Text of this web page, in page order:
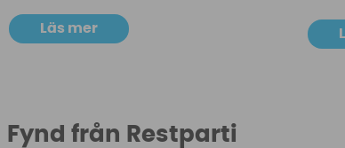
Läs mer
Fynd från Restparti